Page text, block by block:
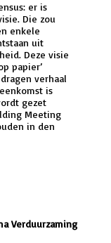
er is
Die zou
enkele
uit
Deze visie
papier’
verhaal
is
gezet
Meeting
in den
Verduurzaming